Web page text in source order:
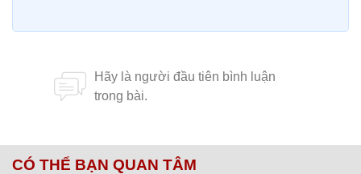
CÓ THỂ BẠN QUAN TÂM